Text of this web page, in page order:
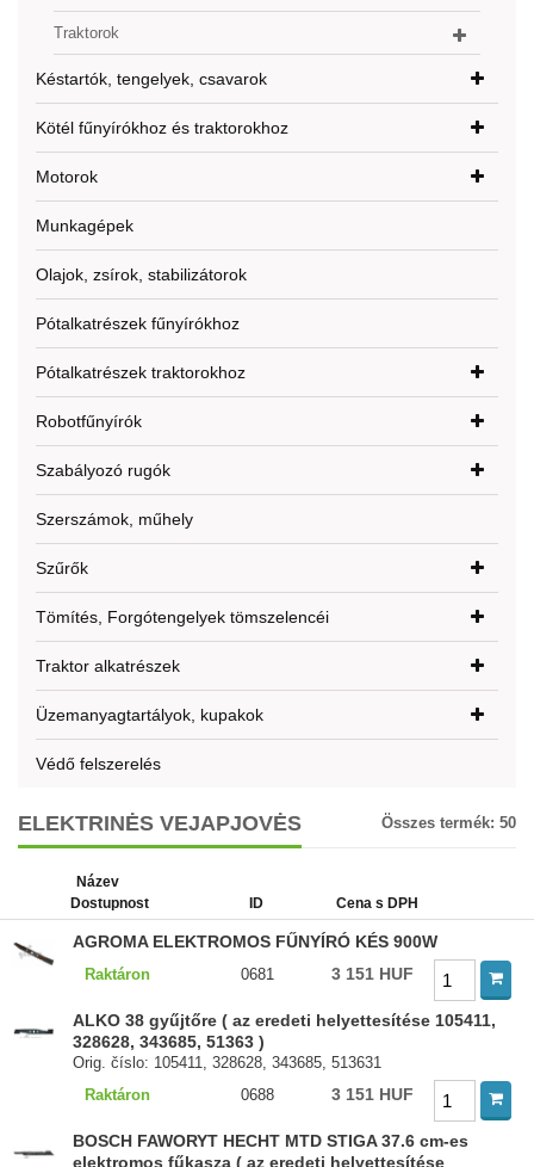
Traktorok
Késtartók, tengelyek, csavarok
Kötél fűnyírókhoz és traktorokhoz
Motorok
Munkagépek
Olajok, zsírok, stabilizátorok
Pótalkatrészek fűnyírókhoz
Pótalkatrészek traktorokhoz
Robotfűnyírók
Szabályozó rugók
Szerszámok, műhely
Szűrők
Tömítés, Forgótengelyek tömszelencéi
Traktor alkatrészek
Üzemanyagtartályok, kupakok
Védő felszerelés
ELEKTRINĖS VEJAPJOVĖS Összes termék: 50
Název
Dostupnost
ID Cena s DPH
AGROMA ELEKTROMOS FŰNYÍRÓ KÉS 900W
Raktáron 0681 3 151 HUF
ALKO 38 gyűjtőre ( az eredeti helyettesítése 105411,
328628, 343685, 51363 )
Orig. číslo: 105411, 328628, 343685, 513631
Raktáron
0688 3 151 HUF
BOSCH FAWORYT HECHT MTD STIGA 37.6 cm-es
elektromos fűkasza ( az eredeti helyettesítése